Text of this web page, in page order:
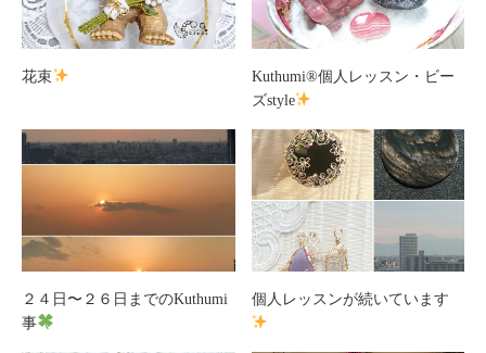
花束 Kuthumi®️個人レッスン・ビー
ズstyle
２４日〜２６日までのKuthumi
事
個人レッスンが続いています